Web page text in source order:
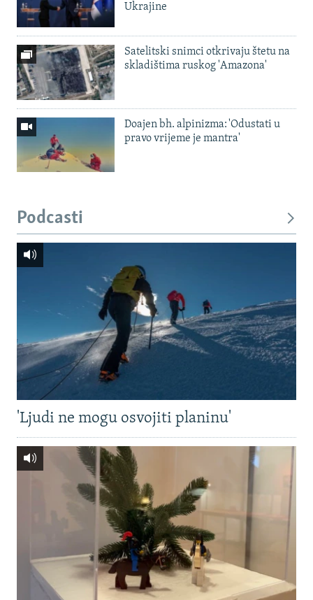
Ukrajine
Satelitski snimci otkrivaju štetu na
skladištima ruskog 'Amazona'
Doajen bh. alpinizma: 'Odustati u
pravo vrijeme je mantra'
Podcasti
'Ljudi ne mogu osvojiti planinu'